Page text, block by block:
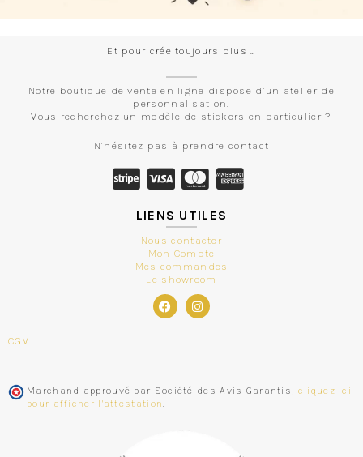
Et pour crée toujours plus …
Notre boutique de vente en ligne dispose d’un atelier de
personnalisation.
Vous recherchez un modèle de stickers en particulier ?
N’hésitez pas à prendre contact
LIENS UTILES
Nous contacter
Mon Compte
Mes commandes
Le showroom
CGV
Marchand approuvé par Société des Avis Garantis, cliquez ici
pour afficher l'attestation.